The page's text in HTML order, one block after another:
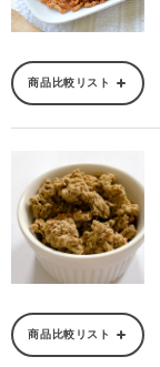
商品比較リスト
商品比較リスト